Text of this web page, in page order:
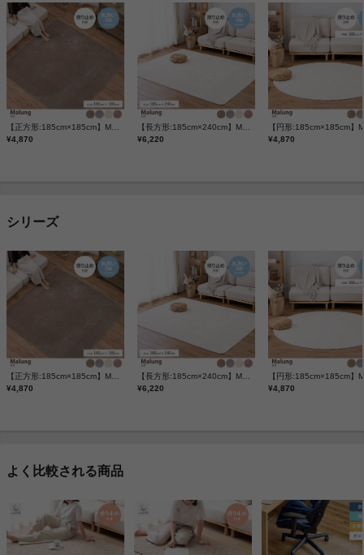
【正方形:185cm×185cm】Malung メレンゲタッチの洗えるコンパクトラグ
¥4,870
【長方形:185cm×240cm】Malung メレンゲタッチの洗えるコンパクトラグ
¥6,220
¥4,870
シリーズ
【正方形:185cm×185cm】Malung メレンゲタッチの洗えるコンパクトラグ
¥4,870
【長方形:185cm×240cm】Malung メレンゲタッチの洗えるコンパクトラグ
¥6,220
¥4,870
よく比較される商品